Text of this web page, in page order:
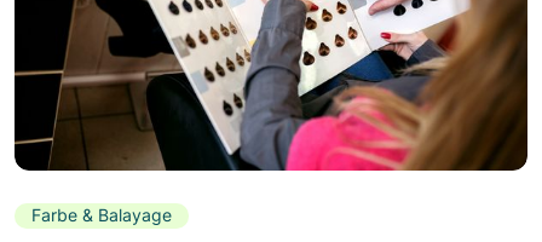
Farbe & Balayage